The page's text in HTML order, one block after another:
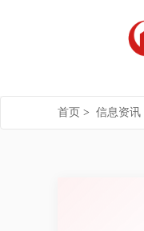
首页 > 信息资讯